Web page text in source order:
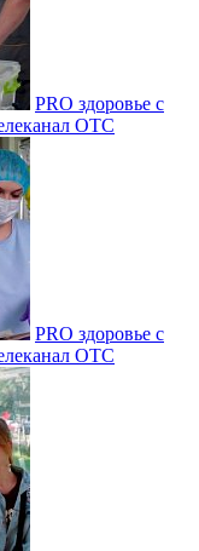
PRO здоровье с
ОТС
PRO здоровье с
ОТС